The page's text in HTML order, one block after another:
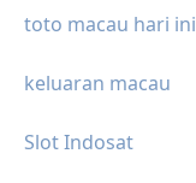
toto macau hari ini
keluaran macau
Slot Indosat